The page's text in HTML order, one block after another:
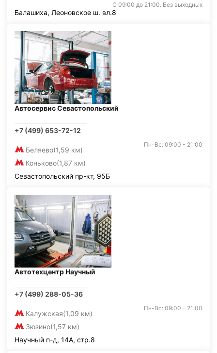
С 09:00 до 21:00. Без выходных
Балашиха, Леоновское ш. вл.8
Автосервис Севастопольский
+7 (499) 653-72-12
Беляево(1,59 км)
Коньково(1,87 км)
Пн-Вс: 09:00 - 21:00
Севастопольский пр-кт, 95Б
Автотехцентр Научный
+7 (499) 288-05-36
Калужская(1,09 км)
Зюзино(1,57 км)
Пн-Вс: 09:00 - 21:00
Научный п-д, 14А, стр.8